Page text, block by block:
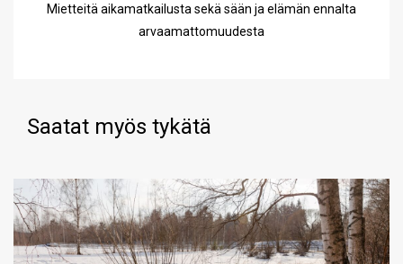
Mietteitä aikamatkailusta sekä sään ja elämän ennalta
arvaamattomuudesta
Saatat myös tykätä